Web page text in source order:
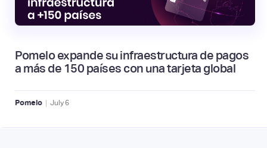
Pomelo expande su infraestructura de pagos
a más de 150 países con una tarjeta global
Pomelo | July6